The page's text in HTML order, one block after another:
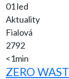
01 led
Aktuality
Fialová
2792
<1min
ZERO